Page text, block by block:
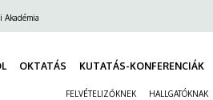
Akadémia
OKTATÁS KUTATÁS-KONFERENCIÁK
FELVÉTELIZŐKNEK HALLGATÓKNAK